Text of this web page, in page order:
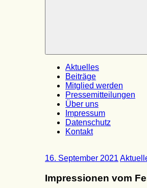
Aktuelles
Beiträge
Mitglied werden
Pressemitteilungen
Über uns
Impressum
Datenschutz
Kontakt
16. September 2021
Impressionen vom